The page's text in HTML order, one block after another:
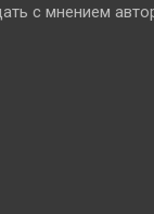
с мнением